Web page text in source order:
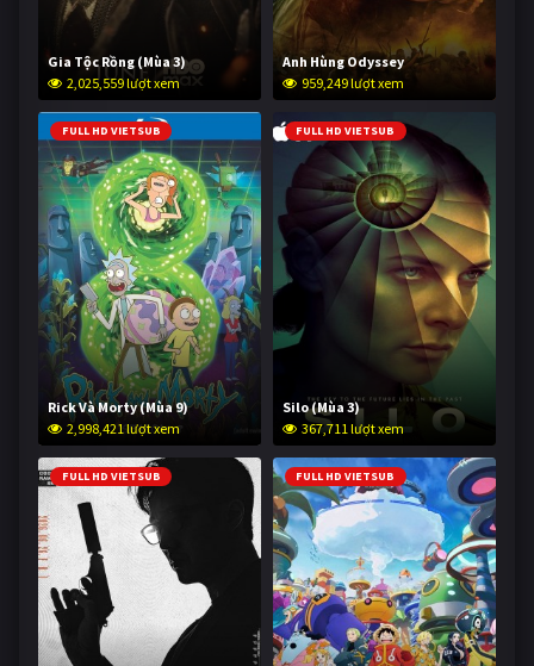
Gia Tộc Rồng (Mùa 3)
2,025,559 lượt xem
Anh Hùng Odyssey
959,249 lượt xem
FULL HD VIETSUB
Rick Và Morty (Mùa 9)
2,998,421 lượt xem
FULL HD VIETSUB
Silo (Mùa 3)
367,711 lượt xem
FULL HD VIETSUB FULL HD VIETSUB